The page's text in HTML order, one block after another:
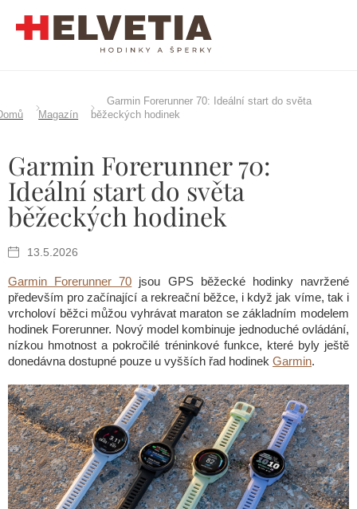
Magazín
Garmin Forerunner 70: Ideální start do světa
běžeckých hodinek
Garmin Forerunner 70:
Ideální start do světa
běžeckých hodinek
13.5.2026
Garmin Forerunner 70 jsou GPS běžecké hodinky navržené
především pro začínající a rekreační běžce, i když jak víme, tak i
vrcholoví běžci můžou vyhrávat maraton se základním modelem
hodinek Forerunner. Nový model kombinuje jednoduché ovládání,
nízkou hmotnost a pokročilé tréninkové funkce, které byly ještě
donedávna dostupné pouze u vyšších řad hodinek Garmin.